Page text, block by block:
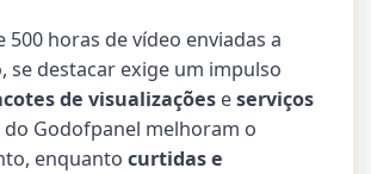
500 horas de vídeo enviadas a
se destacar exige um impulso
de visualizações eserviços
do Godofpanel melhoram o
enquantocurtidas e